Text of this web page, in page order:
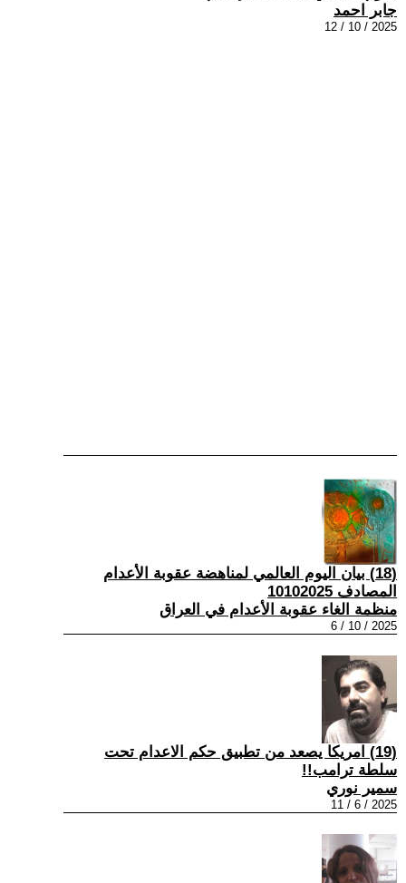
جابر احمد
2025 / 10 / 12
(18) بيان اليوم العالمي لمناهضة عقوبة الأعدام
المصادف 10102025
منظمة الغاء عقوبة الأعدام في العراق
2025 / 10 / 6
(19) امريكا يصعد من تطبيق حكم الاعدام تحت
سلطة ترامب!!
سمير نوري
2025 / 6 / 11